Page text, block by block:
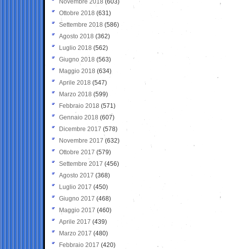
Novembre 2018 (603)
Ottobre 2018 (631)
Settembre 2018 (586)
Agosto 2018 (362)
Luglio 2018 (562)
Giugno 2018 (563)
Maggio 2018 (634)
Aprile 2018 (547)
Marzo 2018 (599)
Febbraio 2018 (571)
Gennaio 2018 (607)
Dicembre 2017 (578)
Novembre 2017 (632)
Ottobre 2017 (579)
Settembre 2017 (456)
Agosto 2017 (368)
Luglio 2017 (450)
Giugno 2017 (468)
Maggio 2017 (460)
Aprile 2017 (439)
Marzo 2017 (480)
Febbraio 2017 (420)